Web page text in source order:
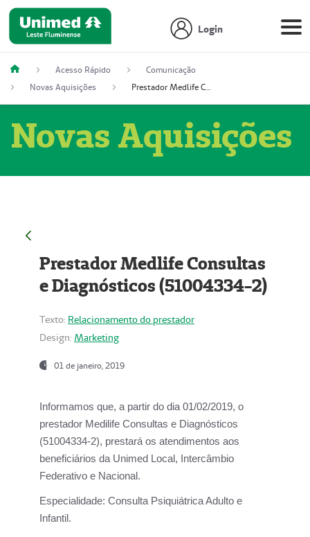
Login
Acesso Rápido
Comunicação
Novas Aquisições
Prestador Medlife Consultas e Diagnósticos (51004334-2)
Novas Aquisições
Prestador Medlife Consultas
e Diagnósticos (51004334-2)
Texto: Relacionamento do prestador
Design: Marketing
01 de janeiro, 2019
Informamos que, a partir do dia 01/02/2019, o
prestador Medilife Consultas e Diagnósticos
(51004334-2), prestará os atendimentos aos
beneficiários da Unimed Local, Intercâmbio
Federativo e Nacional.
Especialidade: Consulta Psiquiátrica Adulto e
Infantil.